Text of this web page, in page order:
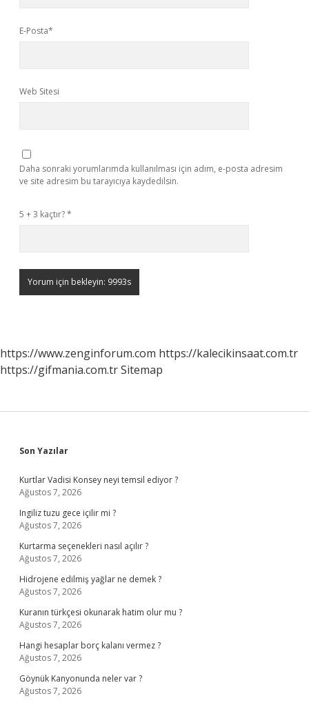
E-Posta*
Web Sitesi
Daha sonraki yorumlarımda kullanılması için adım, e-posta adresim
ve site adresim bu tarayıcıya kaydedilsin.
5 + 3 kaçtır?*
https://www.zenginforum.com https://kalecikinsaat.com.tr
https://gifmania.com.trSitemap
Sidebar
Son Yazılar
Kurtlar Vadisi Konsey neyi temsil ediyor ?
Ağustos 7, 2026
Ingiliz tuzu gece içilir mi ?
Ağustos 7, 2026
Kurtarma seçenekleri nasıl açılır ?
Ağustos 7, 2026
Hidrojene edilmiş yağlar ne demek ?
Ağustos 7, 2026
Kuranın türkçesi okunarak hatim olur mu ?
Ağustos 7, 2026
Hangi hesaplar borç kalanı vermez ?
Ağustos 7, 2026
Göynük Kanyonunda neler var ?
Ağustos 7, 2026